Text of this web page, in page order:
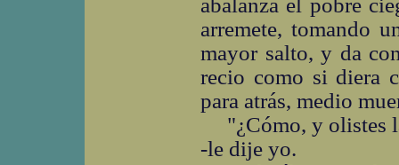
arremete, tomando
mayor salto, y da
recio como si diera
para atrás, medio
"¿Cómo, y olistes
-le dije yo.